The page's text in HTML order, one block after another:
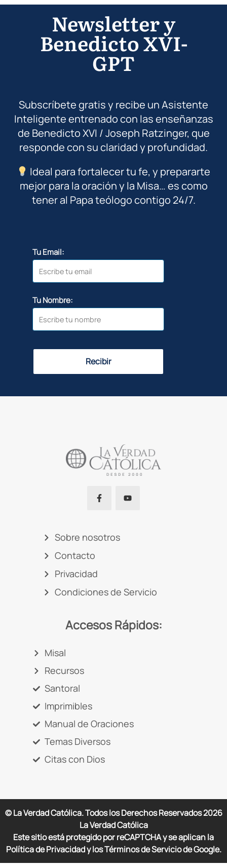
Newsletter y
Benedicto XVI-
GPT
Subscríbete gratis y recibe un Asistente
Inteligente entrenado con las enseñanzas
de Benedicto XVI / Joseph Ratzinger, que
responde con su claridad y profundidad.
Ideal para fortalecer tu fe, y prepararte
mejor para la oración y la Misa… es como
tener al Papa teólogo contigo 24/7.
Tu Email:
Tu Nombre:
Recibir
Sobre nosotros
Contacto
Privacidad
Condiciones de Servicio
Accesos Rápidos:
Misal
Recursos
Santoral
Imprimibles
Manual de Oraciones
Temas Diversos
Citas con Dios
© La Verdad Católica. Todos los Derechos Reservados2026
La Verdad Católica
Este sitio está protegido por reCAPTCHA y se aplican la
Política de Privacidad y los Términos de Servicio de Google.